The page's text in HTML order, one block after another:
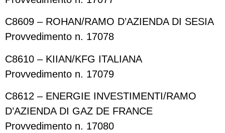
C8609 – ROHAN/RAMO D’AZIENDA DI SESIA
Provvedimento n. 17078
C8610 – KIIAN/KFG ITALIANA
Provvedimento n. 17079
C8612 – ENERGIE INVESTIMENTI/RAMO
D’AZIENDA DI GAZ DE FRANCE
Provvedimento n. 17080